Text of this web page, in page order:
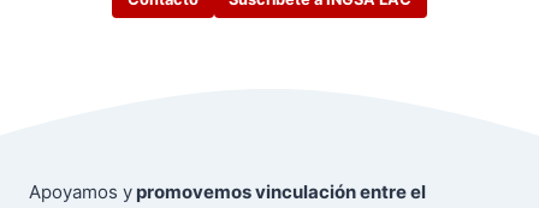
Apoyamos y promovemos vinculación entre el